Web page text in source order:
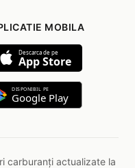
MOBILA
Descarca de pe
App Store
DISPONIBIL PE
Google Play
carburanți actualizate la